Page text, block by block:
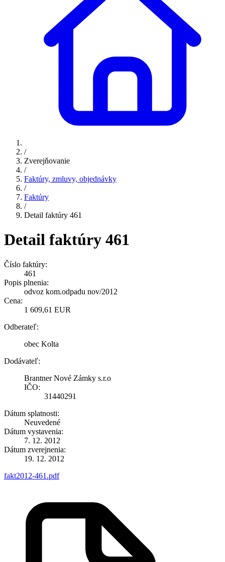
/
Zverejňovanie
/
Faktúry, zmluvy, objednávky
/
Faktúry
/
Detail faktúry 461
Detail faktúry 461
Číslo faktúry:
461
Popis plnenia:
odvoz kom.odpadu nov/2012
Cena:
1 609,61 EUR
Odberateľ:
obec Kolta
Dodávateľ:
Brantner Nové Zámky s.r.o
IČO:
31440291
Dátum splatnosti:
Neuvedené
Dátum vystavenia:
7. 12. 2012
Dátum zverejnenia:
19. 12. 2012
fakt2012-461.pdf